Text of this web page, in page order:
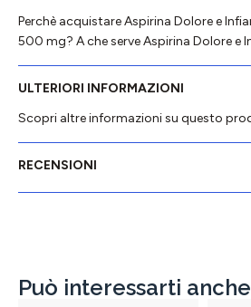
Perchè acquistare Aspirina Dolore e
500 mg? A che serve Aspirina Dolore e
ULTERIORI INFORMAZIONI
Scopri altre informazioni su questo
RECENSIONI
Può interessarti